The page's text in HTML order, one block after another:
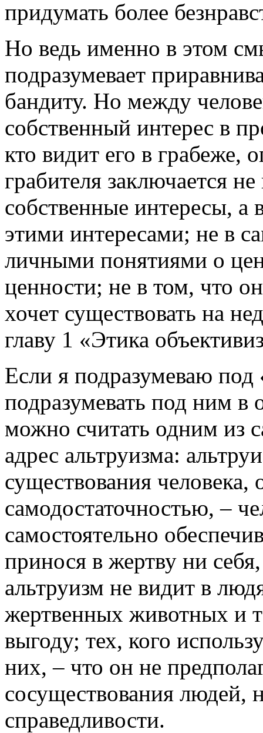
придумать более
Но ведь именно в этом
подразумевает
бандиту. Но между
собственный интерес в
кто видит его в грабеже,
грабителя заключается
собственные интересы, а
этими интересами; не в
личными понятиями о
ценности; не в том, что
хочет существовать на
главу 1 «Этика
Если я подразумеваю под
подразумевать под ним в
можно считать одним из
адрес альтруизма:
существования
самодостаточностью, –
самостоятельно
принося в жертву ни
альтруизм не видит в
жертвенных животных и
выгоду; тех, кого
них, – что он не
сосуществования людей,
справедливости.